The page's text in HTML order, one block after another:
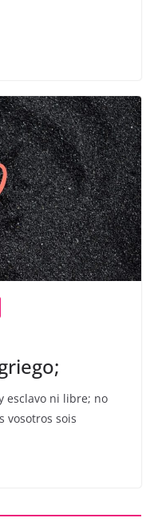
esclavo ni libre; no
vosotros sois